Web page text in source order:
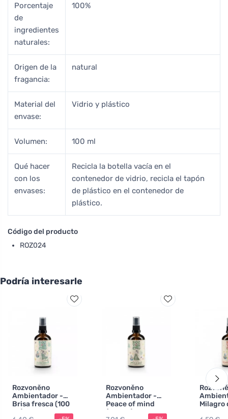
Porcentaje
de
ingredientes
naturales:
100%
Origen de la
fragancia:
natural
Material del
envase:
Vidrio y plástico
Volumen: 100 ml
Qué hacer
con los
envases:
Recicla la botella vacía en el
contenedor de vidrio, recicla el tapón
de plástico en el contenedor de
plástico.
Código del producto
ROZ024
Podría interesarle
Rozvoněno
Ambientador -
Brisa fresca (100
ml) - con
Rozvoněno
Ambientador -
Peace of mind
(100 ml) - con
Milagro